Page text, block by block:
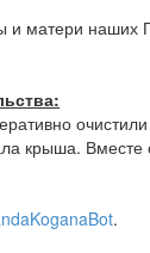
матери
крыша.
.